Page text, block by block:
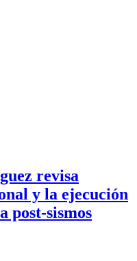
revisa
y la ejecución
post-sismos